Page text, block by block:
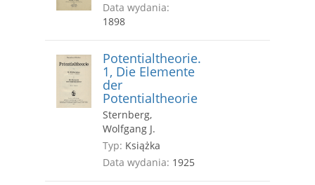
Data wydania:
1898
Potentialtheorie.
1, Die Elemente
der
Potentialtheorie
Sternberg,
Wolfgang J.
Typ: Książka
Data wydania: 1925